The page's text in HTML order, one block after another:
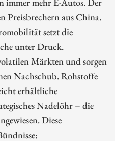
Preisbrechern aus China.
setzt die
unter Druck.
Märkten und sorgen
Nachschub. Rohstoffe
erhältliche
Nadelöhr – die
Diese